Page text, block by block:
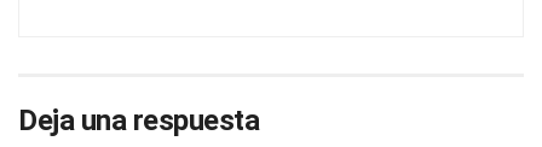
Deja una respuesta